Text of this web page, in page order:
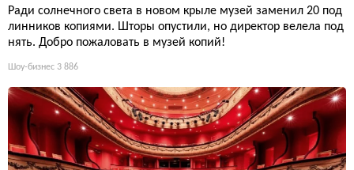
Ради солнечного света в новом крыле музей заменил 20 под
линников копиями. Шторы опустили, но директор велела под
нять. Добро пожаловать в музей копий!
Шоу-бизнес 3 886